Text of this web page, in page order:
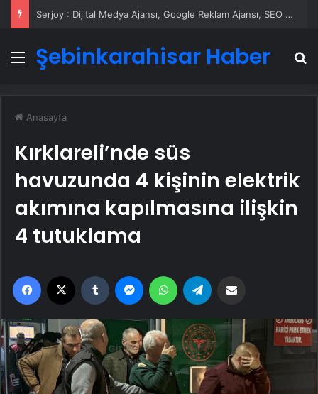
Serjoy : Dijital Medya Ajansı, Google Reklam Ajansı, SEO Ajansı ve Web Tasarım Ajansı
Menü
Şebinkarahisar Haber
Anasayfa
Kırklareli’nde süs
havuzunda 4 kişinin elektrik
akımına kapılmasına ilişkin
4 tutuklama
Facebook Tumblr MessengerWhatsApp